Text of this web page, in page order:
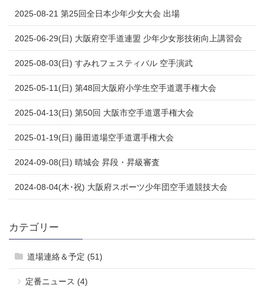
2025-08-21 第25回全日本少年少女大会 出場
2025-06-29(日) 大阪府空手道連盟 少年少女形技術向上講習会
2025-08-03(日) すみれフェスティバル 空手演武
2025-05-11(日) 第48回大阪府小学生空手道選手権大会
2025-04-13(日) 第50回 大阪市空手道選手権大会
2025-01-19(日) 藤田道場空手道選手権大会
2024-09-08(日) 晴城会 昇段・昇級審査
2024-08-04(木･祝) 大阪府スポーツ少年団空手道競技大会
カテゴリー
道場連絡＆予定 (51)
定番ニュース (4)